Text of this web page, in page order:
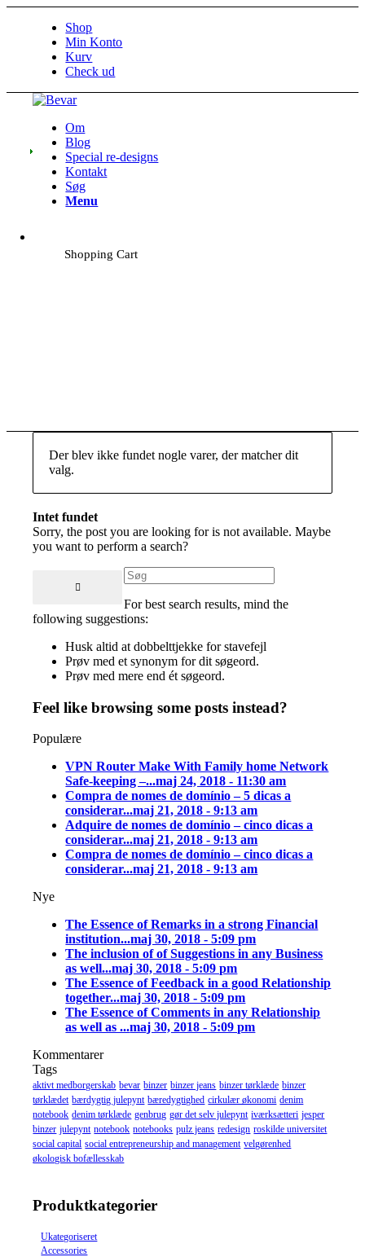
Shop
Min Konto
Kurv
Check ud
Om
Blog
Special re-designs
Kontakt
Søg
Menu
Shopping Cart
Der blev ikke fundet nogle varer, der matcher dit
valg.
Intet fundet
Sorry, the post you are looking for is not available. Maybe
you want to perform a search?
For best search results, mind the
following suggestions:
Husk altid at dobbelttjekke for stavefejl
Prøv med et synonym for dit søgeord.
Prøv med mere end ét søgeord.
Feel like browsing some posts instead?
Populære
VPN Router Make With Family home Network
Safe-keeping –...maj 24, 2018 - 11:30 am
Compra de nomes de domínio – 5 dicas a
considerar...maj 21, 2018 - 9:13 am
Adquire de nomes de domínio – cinco dicas a
considerar...maj 21, 2018 - 9:13 am
Compra de nomes de domínio – cinco dicas a
considerar...maj 21, 2018 - 9:13 am
Nye
The Essence of Remarks in a strong Financial
institution...maj 30, 2018 - 5:09 pm
The inclusion of of Suggestions in any Business
as well...maj 30, 2018 - 5:09 pm
The Essence of Feedback in a good Relationship
together...maj 30, 2018 - 5:09 pm
The Essence of Comments in any Relationship
as well as ...maj 30, 2018 - 5:09 pm
Kommentarer
Tags
aktivt medborgerskab bevar binzer binzer jeans binzer tørklæde binzer
tørklædet bærdygtig julepynt bæredygtighed cirkulær økonomi denim
notebook denim tørklæde genbrug gør det selv julepynt iværksætteri jesper
binzer julepynt notebook notebooks pulz jeans redesign roskilde universitet
social capital social entrepreneurship and management velgørenhed
økologisk bofællesskab
Produktkategorier
Ukategoriseret
Accessories